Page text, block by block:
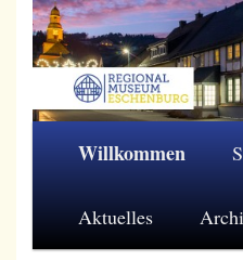
Zum
primären
Inhalt
Willkommen
Aktuelles